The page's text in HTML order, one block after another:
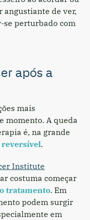
angustiante de ver,
perturbado com
após a
mais
momento. A queda
é, na grande
.
Institute
costuma começar
tratamento. Em
podem surgir
em